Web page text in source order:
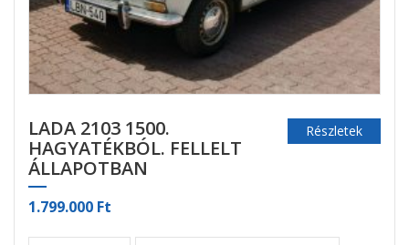
LADA 2103 1500.
HAGYATÉKBÓL. FELLELT
ÁLLAPOTBAN
1.799.000 Ft
Részletek